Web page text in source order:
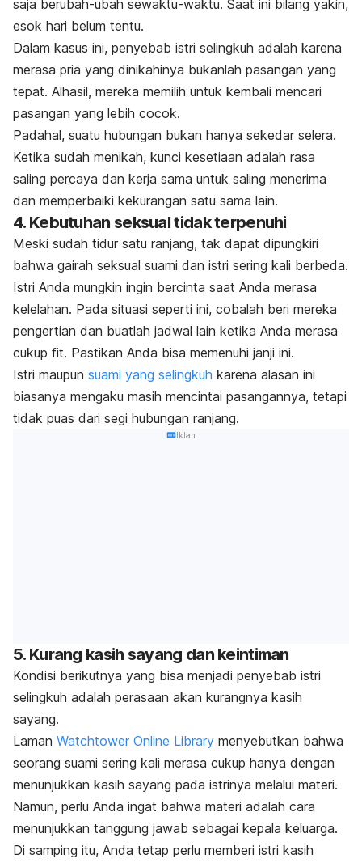
saja berubah-ubah sewaktu-waktu. Saat ini bilang yakin,
esok hari belum tentu.
Dalam kasus ini, penyebab istri selingkuh adalah karena
merasa pria yang dinikahinya bukanlah pasangan yang
tepat. Alhasil, mereka memilih untuk kembali mencari
pasangan yang lebih cocok.
Padahal, suatu hubungan bukan hanya sekedar selera.
Ketika sudah menikah, kunci kesetiaan adalah rasa
saling percaya dan kerja sama untuk saling menerima
dan memperbaiki kekurangan satu sama lain.
4. Kebutuhan seksual tidak terpenuhi
Meski sudah tidur satu ranjang, tak dapat dipungkiri
bahwa gairah seksual suami dan istri sering kali berbeda.
Istri Anda mungkin ingin bercinta saat Anda merasa
kelelahan. Pada situasi seperti ini, cobalah beri mereka
pengertian dan buatlah jadwal lain ketika Anda merasa
cukup fit. Pastikan Anda bisa memenuhi janji ini.
Istri maupun suami yang selingkuh karena alasan ini
biasanya mengaku masih mencintai pasangannya, tetapi
tidak puas dari segi hubungan ranjang.
Iklan
5. Kurang kasih sayang dan keintiman
Kondisi berikutnya yang bisa menjadi penyebab istri
selingkuh adalah perasaan akan kurangnya kasih
sayang.
Laman Watchtower Online Library menyebutkan bahwa
seorang suami sering kali merasa cukup hanya dengan
menunjukkan kasih sayang pada istrinya melalui materi.
Namun, perlu Anda ingat bahwa materi adalah cara
menunjukkan tanggung jawab sebagai kepala keluarga.
Di samping itu, Anda tetap perlu memberi istri kasih